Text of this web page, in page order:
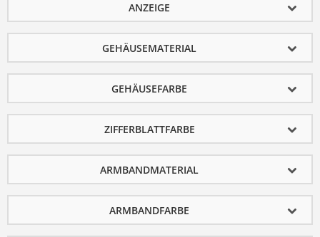
ANZEIGE
GEHÄUSEMATERIAL
GEHÄUSEFARBE
ZIFFERBLATTFARBE
ARMBANDMATERIAL
ARMBANDFARBE